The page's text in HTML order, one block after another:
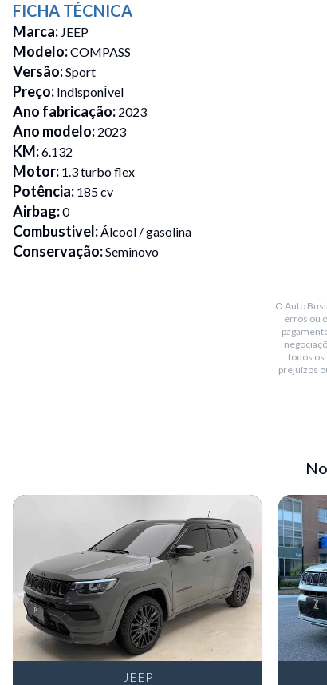
FICHA TÉCNICA
Marca: JEEP
Modelo:COMPASS
Versão:Sport
Preço: IndisponÍvel
Ano fabricação: 2023
Ano modelo: 2023
KM:6.132
Motor: 1.3 turbo flex
Potência: 185 cv
Airbag:0
Combustivel:Álcool / gasolina
Conservação:Seminovo
Sensor de estacionamento:Dianteiro e traseiro
O Auto
erros ou
todos os
prejuízos
JEEP